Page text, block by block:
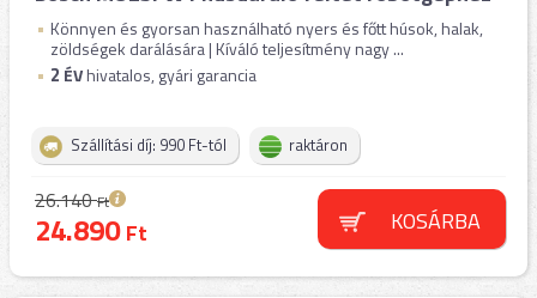
Könnyen és gyorsan használható nyers és főtt húsok, halak,
zöldségek darálására | Kíváló teljesítmény nagy ...
2 ÉVhivatalos, gyári garancia
Szállítási díj: 990 Ft-tól raktáron
26.140Ft
24.890Ft KOSÁRBA